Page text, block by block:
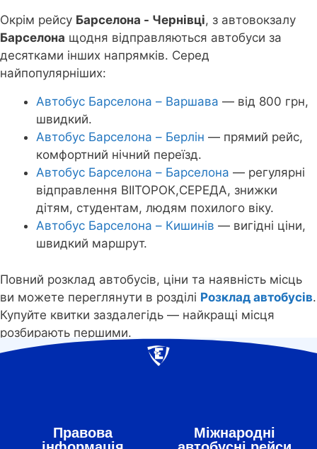
Окрім рейсу Барселона - Чернівці, з автовокзалу
Барселона щодня відправляються автобуси за
десятками інших напрямків. Серед
найпопулярніших:
Автобус Барселона – Варшава — від 800 грн,
швидкий.
Автобус Барселона – Берлін — прямий рейс,
комфортний нічний переїзд.
Автобус Барселона – Барселона — регулярні
відправлення ВІІТОРОК,СЕРЕДА, знижки
дітям, студентам, людям похилого віку.
Автобус Барселона – Кишинів — вигідні ціни,
швидкий маршрут.
Повний розклад автобусів, ціни та наявність місць
ви можете переглянути в розділі Розклад автобусів.
Купуйте квитки заздалегідь — найкращі місця
розбирають першими.
Правова
Міжнародні